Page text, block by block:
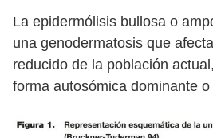
La epidermólisis bullosa o
una genodermatosis que
reducido de la población
forma autosómica dominante